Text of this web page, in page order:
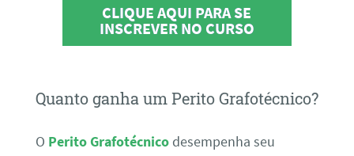
CLIQUE AQUI PARA SE
INSCREVER NO CURSO
Quanto ganha um Perito Grafotécnico?
O Perito Grafotécnicodesempenha seu